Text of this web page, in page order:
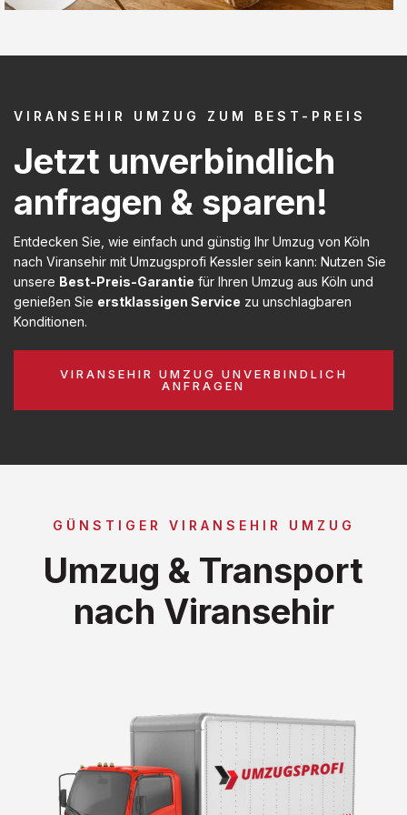
VIRANSEHIR UMZUG ZUM BEST-PREIS
Jetzt unverbindlich
anfragen & sparen!
Entdecken Sie, wie einfach und günstig Ihr Umzug von Köln
nach Viransehir mit Umzugsprofi Kessler sein kann: Nutzen Sie
unsere Best-Preis-Garantie für Ihren Umzug aus Köln und
genießen Sie erstklassigen Service zu unschlagbaren
Konditionen.
VIRANSEHIR UMZUG UNVERBINDLICH
ANFRAGEN
GÜNSTIGER VIRANSEHIR UMZUG
Umzug & Transport
nach Viransehir